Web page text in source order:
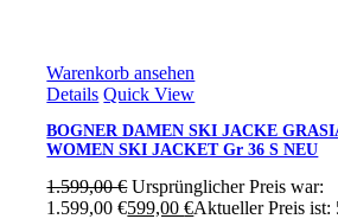
Warenkorb ansehen
Details Quick View
BOGNER DAMEN SKI JACKE
WOMEN SKI JACKET Gr 36 S NEU
1.599,00€ Ursprünglicher Preis war:
1.599,00 €599,00€Aktueller Preis ist: